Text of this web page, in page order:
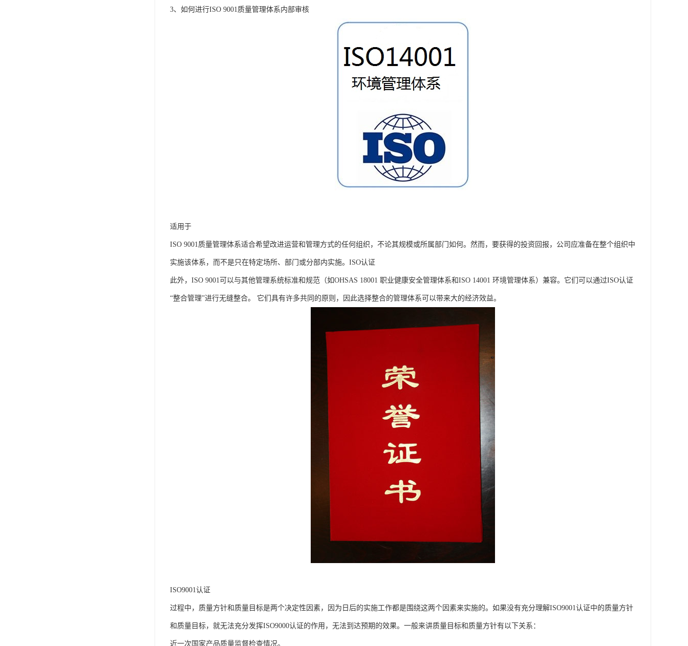
3、如何进行ISO 9001质量管理体系内部审核
适用于
ISO 9001质量管理体系适合希望改进运营和管理方式的任何组织，不论其规模或所属部门如何。然而，要获得的投资回报，公司应准备在整个组织中
实施该体系，而不是只在特定场所、部门或分部内实施。ISO认证
此外，ISO 9001可以与其他管理系统标准和规范（如OHSAS 18001 职业健康安全管理体系和ISO 14001 环境管理体系）兼容。它们可以通过ISO认证
“整合管理”进行无缝整合。 它们具有许多共同的原则，因此选择整合的管理体系可以带来大的经济效益。
ISO9001认证
过程中，质量方针和质量目标是两个决定性因素，因为日后的实施工作都是围绕这两个因素来实施的。如果没有充分理解ISO9001认证中的质量方针
和质量目标，就无法充分发挥ISO9000认证的作用，无法到达预期的效果。一般来讲质量目标和质量方针有以下关系：
近一次国家产品质量监督检查情况。